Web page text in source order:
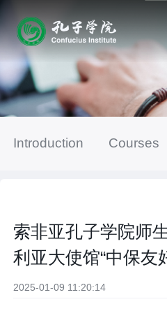
Introduction Courses
索非亚孔子学院师
利亚大使馆“中保友
2025-01-09 11:20:14